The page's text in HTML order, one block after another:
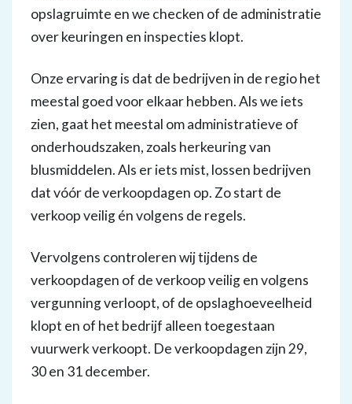
opslagruimte en we checken of de administratie
over keuringen en inspecties klopt.
Onze ervaring is dat de bedrijven in de regio het
meestal goed voor elkaar hebben. Als we iets
zien, gaat het meestal om administratieve of
onderhoudszaken, zoals herkeuring van
blusmiddelen. Als er iets mist, lossen bedrijven
dat vóór de verkoopdagen op. Zo start de
verkoop veilig én volgens de regels.
Vervolgens controleren wij tijdens de
verkoopdagen of de verkoop veilig en volgens
vergunning verloopt, of de opslaghoeveelheid
klopt en of het bedrijf alleen toegestaan
vuurwerk verkoopt. De verkoopdagen zijn 29,
30 en 31 december.